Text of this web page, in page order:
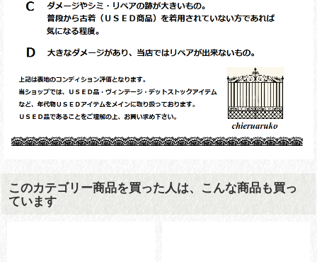
このカテゴリー商品を買った人は、こんな商品も買っ
ています